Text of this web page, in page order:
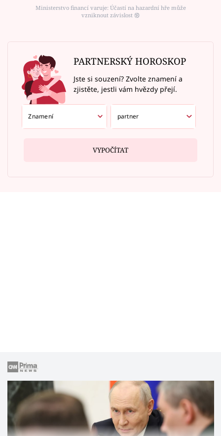
Ministerstvo financí varuje: Účastí na hazardní hře může
vzniknout závislost ⑱
PARTNERSKÝ HOROSKOP
Jste si souzení? Zvolte znamení a
zjistěte, jestli vám hvězdy přejí.
VYPOČÍTAT